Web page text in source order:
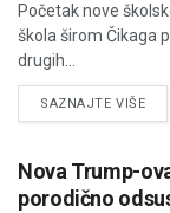
Početak nove
škola širom Čikaga
drugih...
SAZNAJTE VIŠE
Nova Trump-
porodično